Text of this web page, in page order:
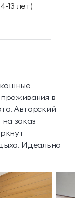
лет)
в
Авторский
заказ
Идеально